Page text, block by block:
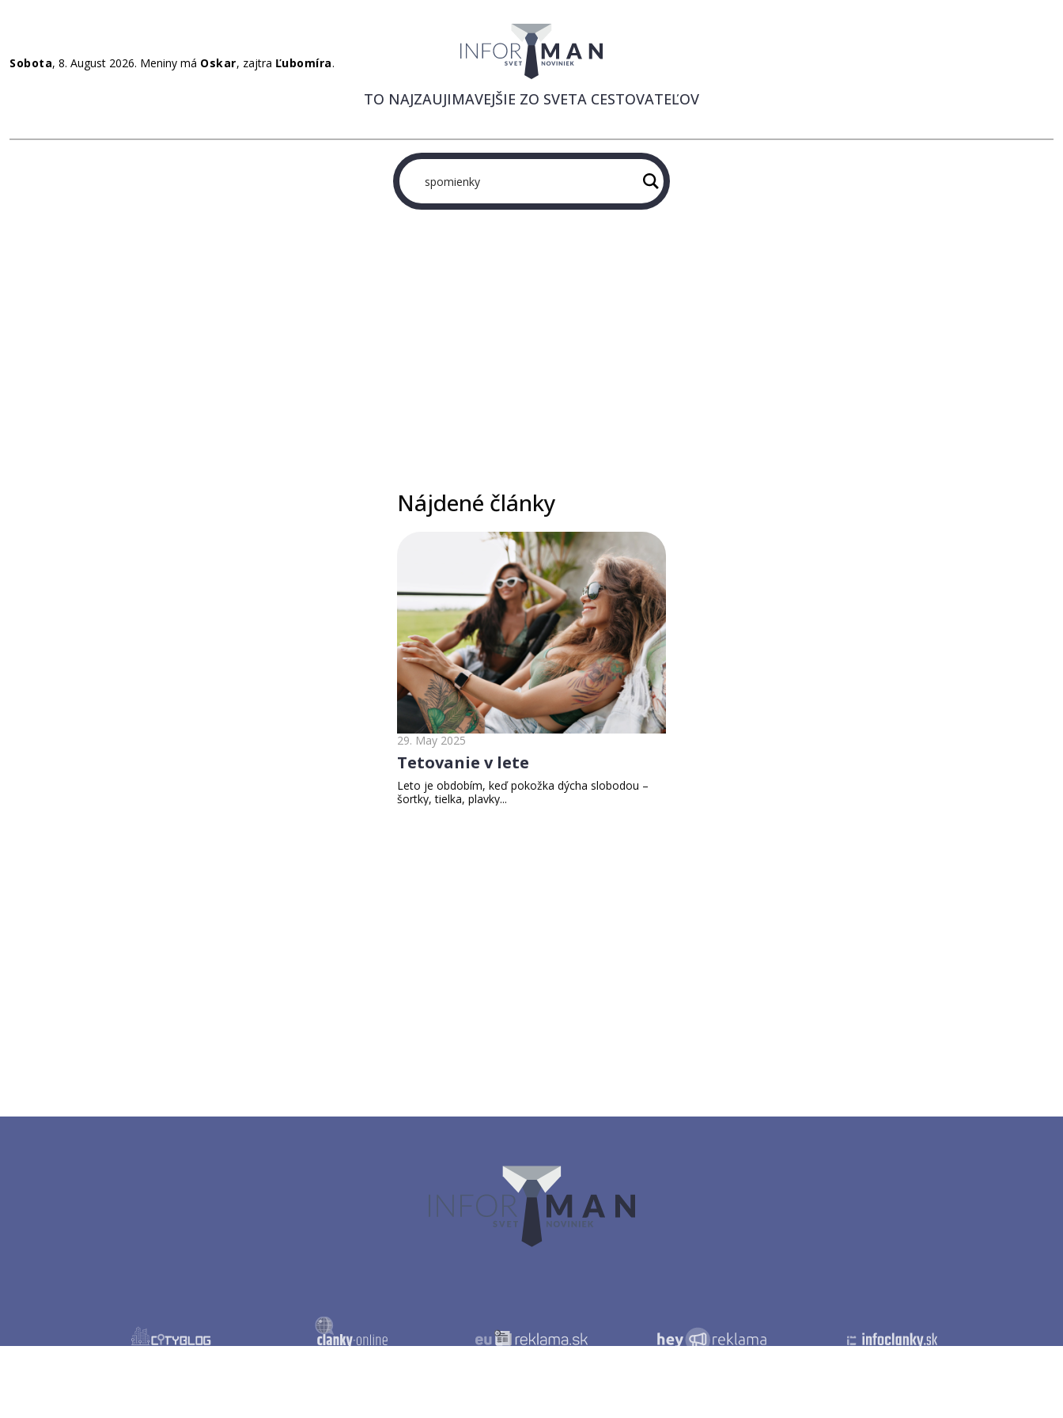
Sobota, 8. August 2026. Meniny má Oskar, zajtra Ľubomíra.
TO NAJZAUJIMAVEJŠIE ZO SVETA CESTOVATEĽOV
Nájdené články
Tetovanie v lete
29. May 2025
Leto je obdobím, keď pokožka dýcha slobodou –
šortky, tielka, plavky...